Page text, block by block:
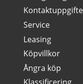
Service
Leasing
Köpvillkor
Ångra köp